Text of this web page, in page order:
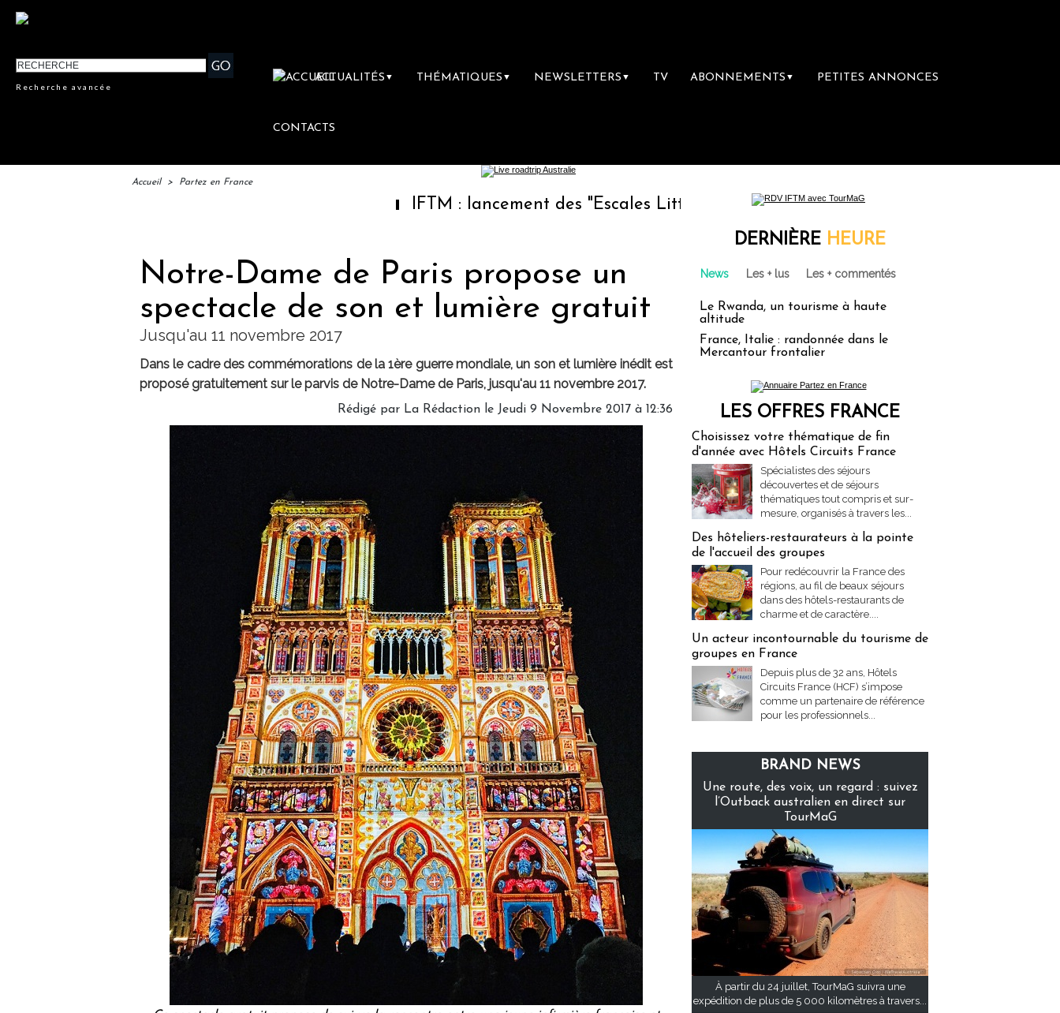
Recherche avancée
ACTUALITÉS ▼ THÉMATIQUES ▼ NEWSLETTERS ▼ TV ABONNEMENTS ▼ PETITES ANNONCES
CONTACTS
Accueil > Partez en France
IFTM : lancement des "Escales Littéraires", la première librairie du voyage
Notre-Dame de Paris propose un
spectacle de son et lumière gratuit
Jusqu'au 11 novembre 2017
Dans le cadre des commémorations de la 1ère guerre mondiale, un son et lumière inédit est
proposé gratuitement sur le parvis de Notre-Dame de Paris, jusqu'au 11 novembre 2017.
Rédigé par La Rédaction le Jeudi 9 Novembre 2017 à 12:36
DERNIÈRE HEURE
News Les + lus Les + commentés
Le Rwanda, un tourisme à haute
altitude
France, Italie : randonnée dans le
Mercantour frontalier
LES OFFRES FRANCE
Choisissez votre thématique de fin
d'année avec Hôtels Circuits France
Spécialistes des séjours
découvertes et de séjours
thématiques tout compris et sur-
mesure, organisés à travers les...
Des hôteliers-restaurateurs à la pointe
de l'accueil des groupes
Pour redécouvrir la France des
régions, au fil de beaux séjours
dans des hôtels-restaurants de
charme et de caractère....
Un acteur incontournable du tourisme de
groupes en France
Depuis plus de 32 ans, Hôtels
Circuits France (HCF) s’impose
comme un partenaire de référence
pour les professionnels...
BRAND NEWS
Une route, des voix, un regard : suivez
l’Outback australien en direct sur
TourMaG
À partir du 24 juillet, TourMaG suivra une
expédition de plus de 5 000 kilomètres à travers...